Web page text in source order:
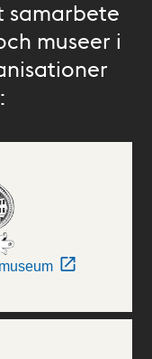
samarbete
museer i